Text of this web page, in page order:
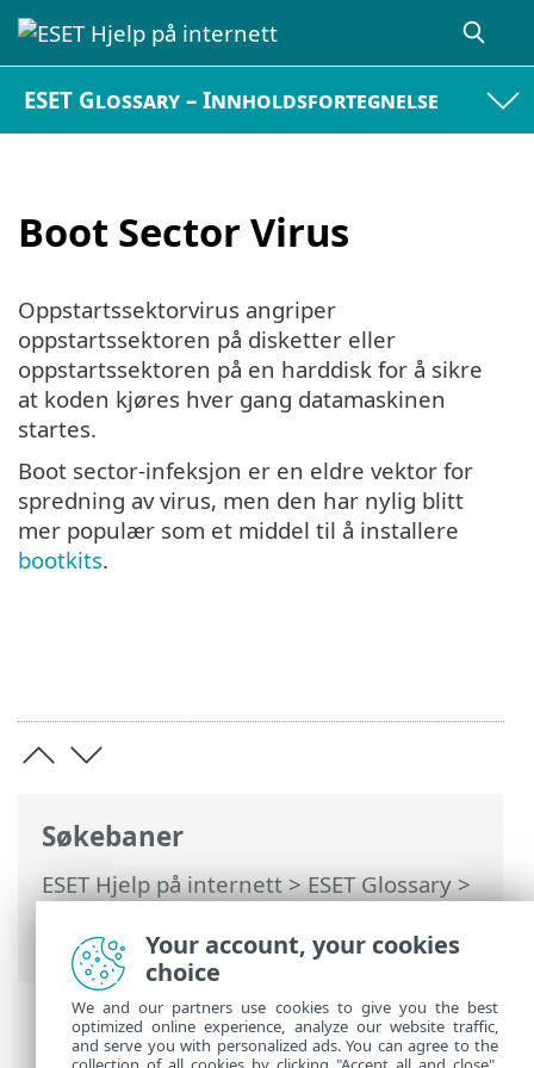
ESET Glossary – Innholdsfortegnelse
Boot Sector Virus
Søkebaner
ESET Hjelp på internett>ESET Glossary>
Oppstartssektor> Boot Sector Virus
Oppstartssektorvirus angriper
oppstartssektoren på disketter eller
oppstartssektoren på en harddisk for å sikre
at koden kjøres hver gang datamaskinen
startes.
Boot sector-infeksjon er en eldre vektor for
spredning av virus, men den har nylig blitt
mer populær som et middel til å installere
bootkits.
Your account, your cookies
choice
We and our partners use cookies to give you the best
optimized online experience, analyze our website traffic,
and serve you with personalized ads. You can agree to the